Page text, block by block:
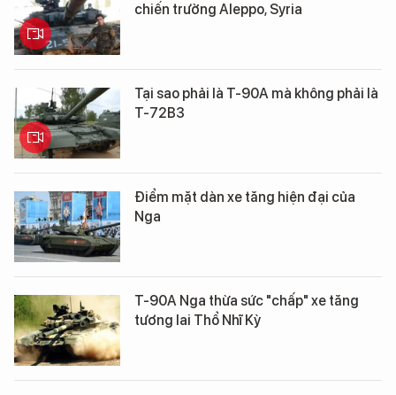
chiến trường Aleppo, Syria
Tại sao phải là T-90A mà không phải là
T-72B3
Điểm mặt dàn xe tăng hiện đại của
Nga
T-90A Nga thừa sức "chấp" xe tăng
tương lai Thổ Nhĩ Kỳ